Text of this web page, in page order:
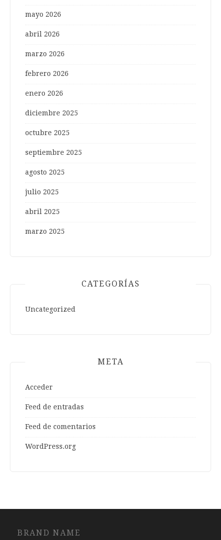
mayo 2026
abril 2026
marzo 2026
febrero 2026
enero 2026
diciembre 2025
octubre 2025
septiembre 2025
agosto 2025
julio 2025
abril 2025
marzo 2025
CATEGORÍAS
Uncategorized
META
Acceder
Feed de entradas
Feed de comentarios
WordPress.org
BRAND NAME